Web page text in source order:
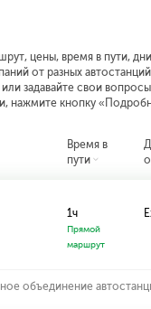
цены, время в пути,
от разных
задавайте свои
нажмите кнопку
Время в
пути
1ч
Прямой
маршрут
объединение